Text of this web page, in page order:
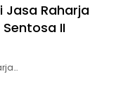
Jasa Raharja
II